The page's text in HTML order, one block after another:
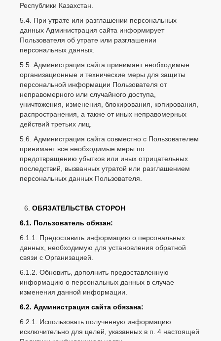
Республики Казахстан.
5.4. При утрате или разглашении персональных
данных Администрация сайта информирует
Пользователя об утрате или разглашении
персональных данных.
5.5. Администрация сайта принимает необходимые
организационные и технические меры для защиты
персональной информации Пользователя от
неправомерного или случайного доступа,
уничтожения, изменения, блокирования, копирования,
распространения, а также от иных неправомерных
действий третьих лиц.
5.6. Администрация сайта совместно с Пользователем
принимает все необходимые меры по
предотвращению убытков или иных отрицательных
последствий, вызванных утратой или разглашением
персональных данных Пользователя.
ОБЯЗАТЕЛЬСТВА СТОРОН
6.1. Пользователь обязан:
6.1.1. Предоставить информацию о персональных
данных, необходимую для установления обратной
связи с Организацией.
6.1.2. Обновить, дополнить предоставленную
информацию о персональных данных в случае
изменения данной информации.
6.2. Администрация сайта обязана:
6.2.1. Использовать полученную информацию
исключительно для целей, указанных в п. 4 настоящей